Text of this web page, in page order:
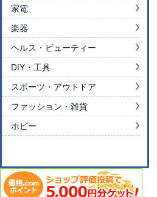
家電
楽器
ヘルス・ビューティー
DIY・工具
スポーツ・アウトドア
ファッション・雑貨
ホビー